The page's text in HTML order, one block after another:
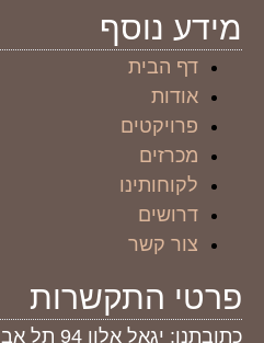
מידע נוסף
דף הבית
אודות
פרויקטים
מכרזים
לקוחותינו
דרושים
צור קשר
פרטי התקשרות
כתובתנו: יגאל אלון 94 תל אביב יפו